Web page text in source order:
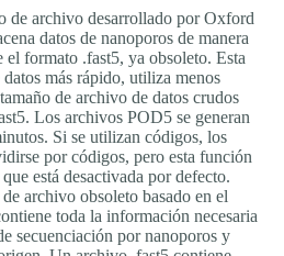
de archivo desarrollado por Oxford
datos de nanoporos de manera
el formato .fast5, ya obsoleto. Esta
más rápido, utiliza menos
de archivo de datos crudos
Los archivos POD5 se generan
Si se utilizan códigos, los
por códigos, pero esta función
está desactivada por defecto.
archivo obsoleto basado en el
toda la información necesaria
secuenciación por nanoporos y